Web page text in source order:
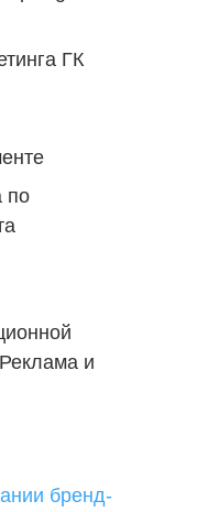
ГК
по
и
бренд-